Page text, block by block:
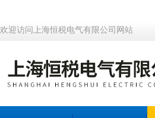
欢迎访问上海恒税电气有限公司网站